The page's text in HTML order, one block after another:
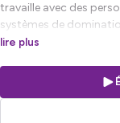
travaille avec des
systèmes de
ce que leurs familles
Si t'as déjà eu
trop lourde, ton
lire plus